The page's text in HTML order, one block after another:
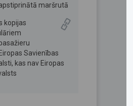
maršrutā
kopijas
Savienības
kas nav Eiropas